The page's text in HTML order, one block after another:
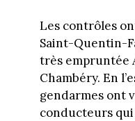
Les contrôles
Saint-Quentin-
très empruntée
Chambéry. En
gendarmes ont
conducteurs qui